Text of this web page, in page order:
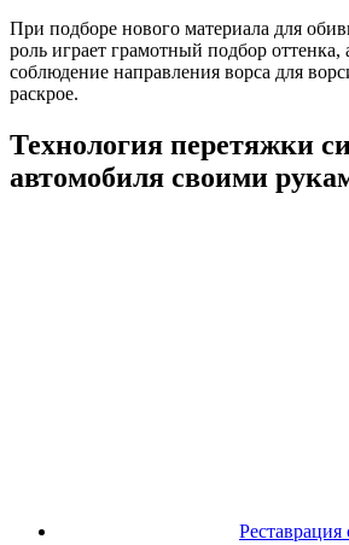
При подборе нового материала для
роль играет грамотный подбор оттенка,
соблюдение направления ворса для
раскрое.
Технология перетяжки
автомобиля своими
Реставрация